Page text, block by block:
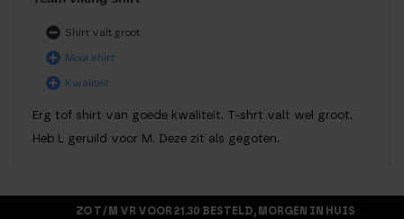
Shirt valt groot
Mooi shirt
Kwaliteit
Erg tof shirt van goede kwaliteit. T-shrt valt wel groot.
Heb L geruild voor M. Deze zit als gegoten.
ZO T/M VR VOOR 21.30 BESTELD, MORGEN IN HUIS